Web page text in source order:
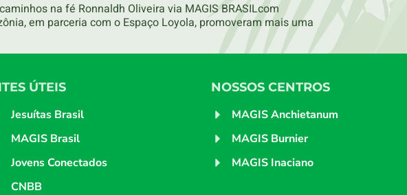
na fé Ronnaldh Oliveira via MAGIS BRASILcom
em parceria com o Espaço Loyola, promoveram mais uma
ÚTEIS
Jesuítas Brasil
MAGIS Brasil
Jovens Conectados
CNBB
NOSSOS CENTROS
MAGIS Anchietanum
MAGIS Burnier
MAGIS Inaciano